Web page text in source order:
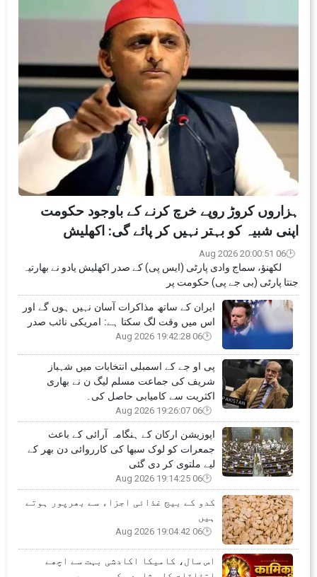
ہزاروں کروڑ روپے خرچ کرنے کے باوجود حکومت
اپنی شبیہ کو بہتر نہیں کر پائے گی: اکھلیش
06 Aug 2026 20:00:51
لکھنؤ، سماج وادی پارٹی (ایس پی) کے صدر اکھلیش یادو نے بھارتیہ
جنتا پارٹی (بی جے پی) حکومت پر
ایران کے ساتھ مذاکرات آسان نہیں ہوں گے اور
اس میں وقت لگ سکتا ہے: امریکی نائب صدر
06 Aug 2026 19:42:28
پی او جے کے اسمبلی انتخابات میں شہباز
شریف کی جماعت مسلم لیگ ن نے بھاری
اکثریت سے کامیابی حاصل کی۔
06 Aug 2026 19:26:07
اپوزیشن ارکان کے ہنگامہ آرائی کے باعث
جمعرات کو لوک سبھا کی کارروائی دن بھر کے
لیے ملتوی کر دی گئی
06 Aug 2026 19:14:25
کدو کے بیج غذائی اجزاء سے بھرپور ہوتے
ہیں
06 Aug 2026 19:04:42
اس سال، کامیکا اکادشی بہت سے اچھے